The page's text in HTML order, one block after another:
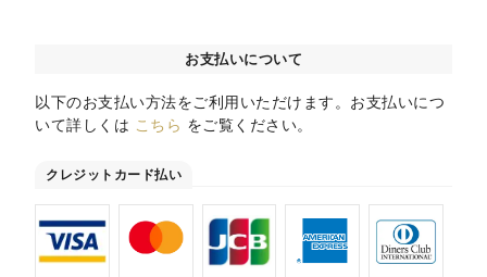
お支払いについて
以下のお支払い方法をご利用いただけます。お支払いにつ
いて詳しくは こちら をご覧ください。
クレジットカード払い